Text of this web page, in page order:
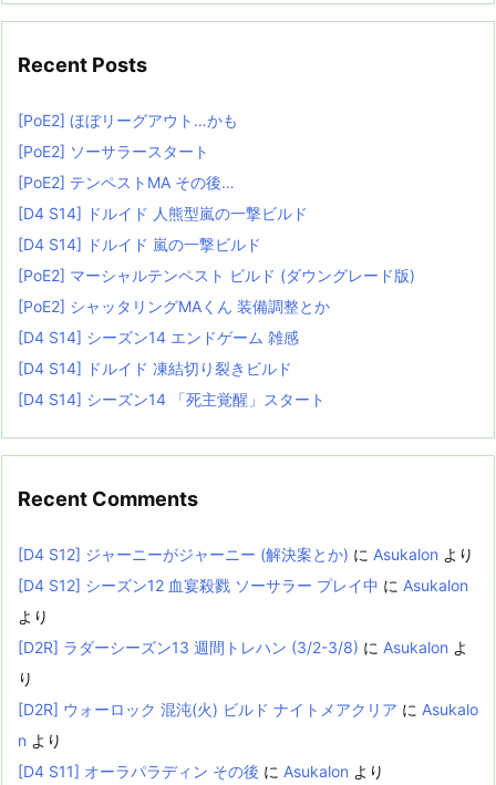
Recent Posts
[PoE2] ほぼリーグアウト…かも
[PoE2] ソーサラースタート
[PoE2] テンペストMA その後…
[D4 S14] ドルイド 人熊型嵐の一撃ビルド
[D4 S14] ドルイド 嵐の一撃ビルド
[PoE2] マーシャルテンペスト ビルド (ダウングレード版)
[PoE2] シャッタリングMAくん 装備調整とか
[D4 S14] シーズン14 エンドゲーム 雑感
[D4 S14] ドルイド 凍結切り裂きビルド
[D4 S14] シーズン14 「死主覚醒」スタート
Recent Comments
[D4 S12] ジャーニーがジャーニー (解決案とか) に Asukalon より
[D4 S12] シーズン12 血宴殺戮 ソーサラー プレイ中 に Asukalon
より
[D2R] ラダーシーズン13 週間トレハン (3/2-3/8) に Asukalon よ
り
[D2R] ウォーロック 混沌(火) ビルド ナイトメアクリア に Asukalo
n より
[D4 S11] オーラパラディン その後 に Asukalon より